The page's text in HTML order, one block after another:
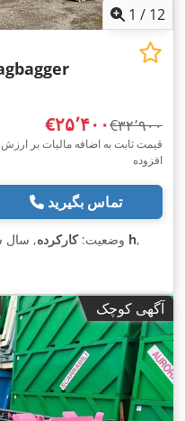
1 / 12
‎€۲۵٬۴۰۰ ‎€۳۲٬۹۰۰
قیمت ثابت به اضافه مالیات بر ارزش
افزوده
تماس بگیرید
وضعیت:کارکرده, سال ۱۰٬۷۴۷ h,
آگهی کوچک